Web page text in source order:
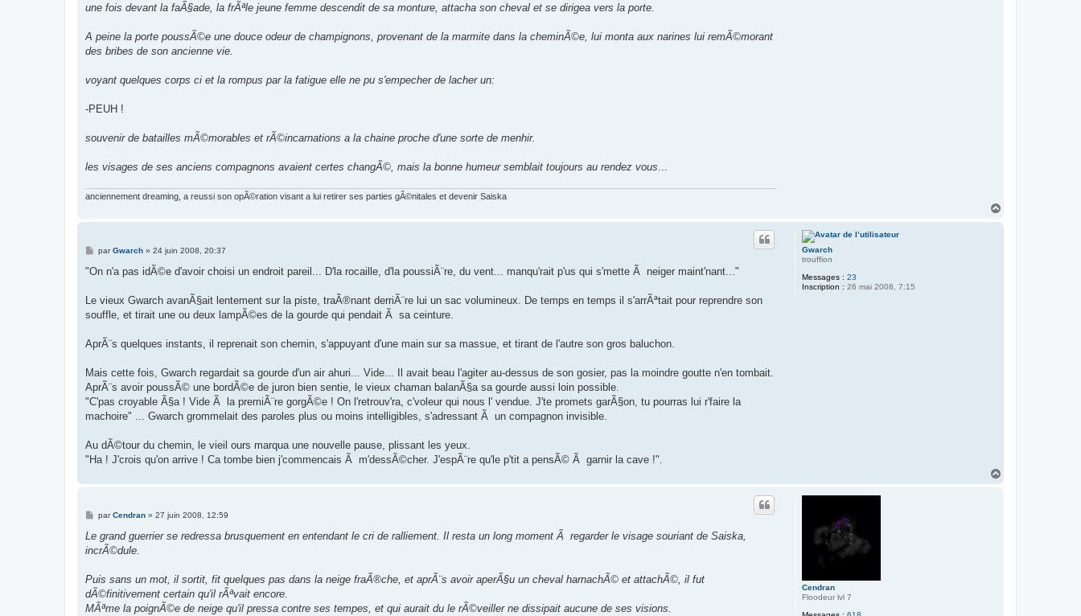
une fois devant la faÃ§ade, la frÃªle jeune femme descendit de sa monture, attacha son cheval et se dirigea vers la porte.
A peine la porte poussÃ©e une douce odeur de champignons, provenant de la marmite dans la cheminÃ©e, lui monta aux narines lui remÃ©morant
des bribes de son ancienne vie.
voyant quelques corps ci et la rompus par la fatigue elle ne pu s'empecher de lacher un:
-PEUH !
souvenir de batailles mÃ©morables et rÃ©incarnations a la chaine proche d'une sorte de menhir.
les visages de ses anciens compagnons avaient certes changÃ©, mais la bonne humeur semblait toujours au rendez vous
anciennement dreaming, a reussi son opÃ©ration visant a lui retirer ses parties gÃ©nitales et devenir Saiska
Gwarch
trouffion
Messages : 23
Inscription : 26 mai 2008, 7:15
M
s
g
parGwarch» 24 juin 2008, 20:37
"On n'a pas idÃ©e d'avoir choisi un endroit pareil... D'la rocaille, d'la poussiÃ¨re, du vent... manqu'rait p'us qui s'mette Ã neiger maint'nant..."
Le vieux Gwarch avanÃ§ait lentement sur la piste, traÃ®nant derriÃ¨re lui un sac volumineux. De temps en temps il s'arrÃªtait pour reprendre son
souffle, et tirait une ou deux lampÃ©es de la gourde qui pendait Ã sa ceinture.
AprÃ¨s quelques instants, il reprenait son chemin, s'appuyant d'une main sur sa massue, et tirant de l'autre son gros baluchon.
Mais cette fois, Gwarch regardait sa gourde d'un air ahuri... Vide... Il avait beau l'agiter au-dessus de son gosier, pas la moindre goutte n'en tombait.
AprÃ¨s avoir poussÃ© une bordÃ©e de juron bien sentie, le vieux chaman balanÃ§a sa gourde aussi loin possible.
"C'pas croyable Ã§a ! Vide Ã la premiÃ¨re gorgÃ©e ! On l'retrouv'ra, c'voleur qui nous l' vendue. J'te promets garÃ§on, tu pourras lui r'faire la
machoire" ... Gwarch grommelait des paroles plus ou moins intelligibles, s'adressant Ã un compagnon invisible.
Au dÃ©tour du chemin, le vieil ours marqua une nouvelle pause, plissant les yeux.
"Ha ! J'crois qu'on arrive ! Ca tombe bien j'commencais Ã m'dessÃ©cher. J'espÃ¨re qu'le p'tit a pensÃ© Ã garnir la cave !".
Cendran
Floodeur lvl 7
M
s
a
parCendran» 27 juin 2008, 12:59
Le grand guerrier se redressa brusquement en entendant le cri de ralliement. Il resta un long moment Ã regarder le visage souriant de Saiska,
incrÃ©dule.
Puis sans un mot, il sortit, fit quelques pas dans la neige fraÃ®che, et aprÃ¨s avoir aperÃ§u un cheval harnachÃ© et attachÃ©, il fut
dÃ©finitivement certain qu'il rÃªvait encore.
MÃªme la poignÃ©e de neige qu'il pressa contre ses tempes, et qui aurait du le rÃ©veiller ne dissipait aucune de ses visions.